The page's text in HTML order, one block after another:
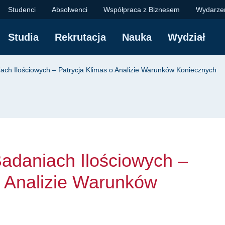
Ilościowych
Studenci Absolwenci Współpraca z Biznesem
Studia Rekrutacja Nauka Wydział
Ilościowych – Patrycja Klimas o Analizie Warunków Koniecznych
Ilościowych –
Warunków